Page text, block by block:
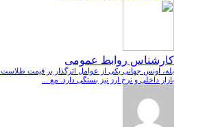
کارشناس روابط عمومی
بله، اونس جهانی یکی از عوامل اثرگذار بر قیمت طلاست،
بازار داخلی و نرخ ارز نیز بستگی دارد. مع ...